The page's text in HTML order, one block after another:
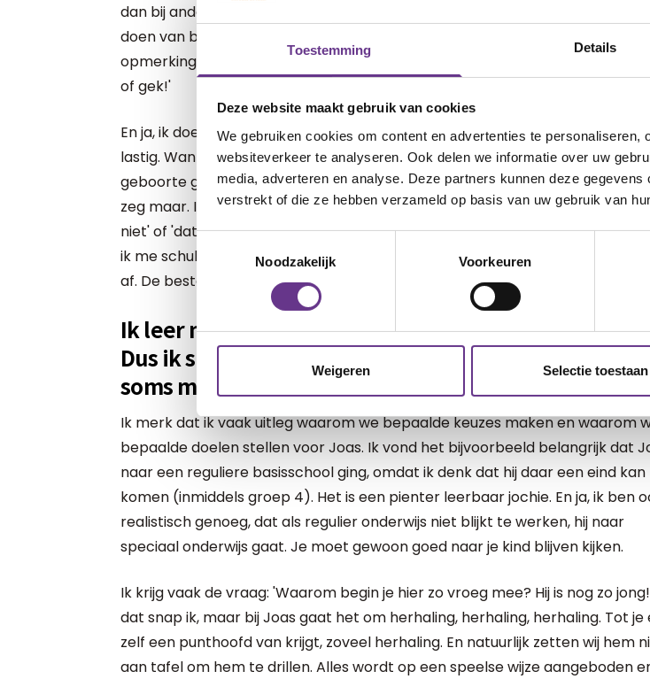
Toestemming Details
Deze website maakt gebruik van cookies
We gebruiken cookies om content en advertenties te
websiteverkeer te analyseren. Ook delen we informatie over uw
media, adverteren en analyse. Deze partners kunnen deze
verstrekt of die ze hebben verzameld op basis van uw gebruik van
Toestemmingsselectie
Noodzakelijk
Voorkeuren
Weigeren Selectie toestaan
dan bij andere kinderen, en gaat alles langzamer. Maar mensen, kijk uit met
doen van bepaalde aannames. Ik denk zo vaak op bepaalde (goedbedoelde)
opmerkingen: 'Uhh ja, Joas heeft downsyndroom, maar hij is absoluut niet
of gek!'
En ja, ik doe ook regelmatig verkeerde aannames. Ik vind het ook nog
lastig. Want ook al is er veel bekend over downsyndroom, ik kreeg er bij de
geboorte geen gebruiksaanwijzing bij. Wij doen ook maar wat. Trial and error
zeg maar. Ik betrap mezelf er regelmatig op dat ik denk: 'Oh, dat snapt Joas
niet' of 'dat gaat te snel voor Joas'. Maar elke keer verbaast hij me weer en
ik me schuldig. Hij begrijpt echt super veel en kijkt heel veel dingen van
af. De beste imitator die ik ken.
Ik leer mijn kind ook elke dag een stukje beter
Dus ik snap heel goed dat het voor de buitenwereld
soms moeilijk is om sommige dingen te begrijpen.
Ik merk dat ik vaak uitleg waarom we bepaalde keuzes maken en waarom
bepaalde doelen stellen voor Joas. Ik vond het bijvoorbeeld belangrijk dat
naar een reguliere basisschool ging, omdat ik denk dat hij daar een eind kan
komen (inmiddels groep 4). Het is een pienter leerbaar jochie. En ja, ik ben
realistisch genoeg, dat als regulier onderwijs niet blijkt te werken, hij naar
speciaal onderwijs gaat. Je moet gewoon goed naar je kind blijven kijken.
Ik krijg vaak de vraag: 'Waarom begin je hier zo vroeg mee? Hij is nog zo
dat snap ik, maar bij Joas gaat het om herhaling, herhaling, herhaling. Tot je
zelf een punthoofd van krijgt, zoveel herhaling. En natuurlijk zetten wij hem
aan tafel om hem te drillen. Alles wordt op een speelse wijze aangeboden